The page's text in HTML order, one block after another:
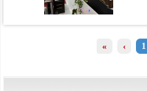
« ‹ 1